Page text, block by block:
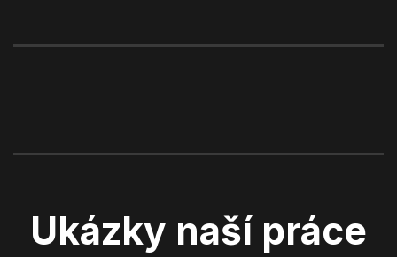
Ukázky naší práce